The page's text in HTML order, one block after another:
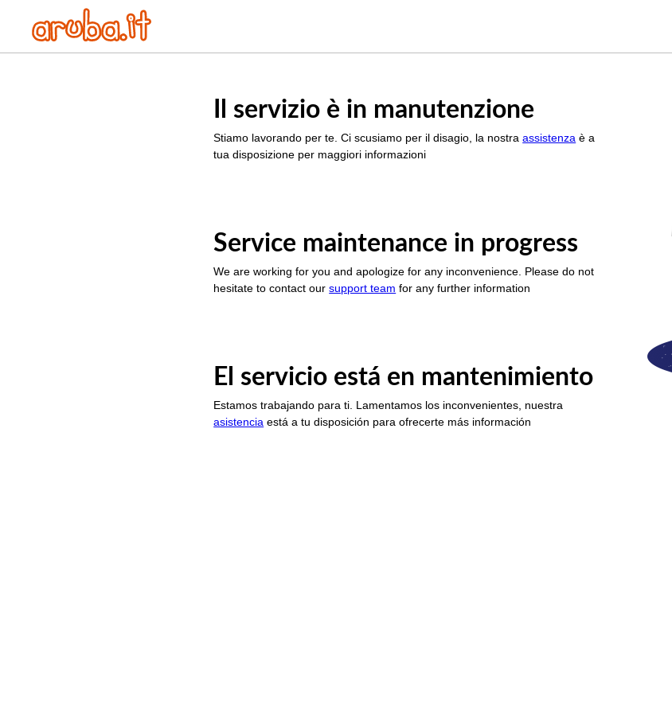
Il servizio è in manutenzione
Stiamo lavorando per te. Ci scusiamo per il disagio, la nostraassistenza è a
tua disposizione per maggiori informazioni
Service maintenance in progress
We are working for you and apologize for any inconvenience. Please do not
hesitate to contact oursupport team for any further information
El servicio está en mantenimiento
Estamos trabajando para ti. Lamentamos los inconvenientes, nuestra
asistencia está a tu disposición para ofrecerte más información